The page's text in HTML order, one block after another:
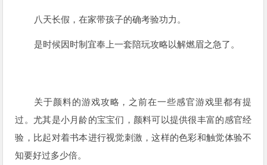
八天长假，在家带孩子的确考验功力。
是时候因时制宜奉上一套陪玩攻略以解燃眉之急了。
关于颜料的游戏攻略，之前在一些感官游戏里都有提
过。尤其是小月龄的宝宝们，颜料可以提供很丰富的感官经
验，比起对着书本进行视觉刺激，这样的色彩和触觉体验不
知要好过多少倍。